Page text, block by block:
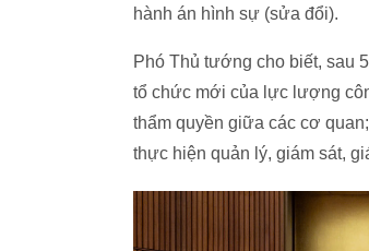
hành án hình sự (sửa đổi).
Phó Thủ tướng cho biết, sau
tổ chức mới của lực lượng
thẩm quyền giữa các cơ
thực hiện quản lý, giám sát,